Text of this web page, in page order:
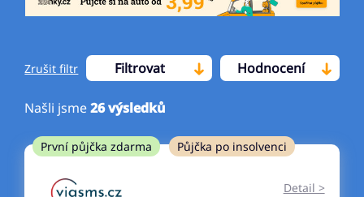
Zrušit filtr Filtrovat Hodnocení
Od
Našli jsme26výsledků
První půjčka zdarma Půjčka po insolvenci
Detail >